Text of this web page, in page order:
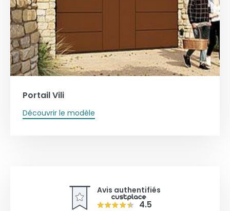
Portail Vili
Découvrir le modèle
Avis authentifiés
4.5